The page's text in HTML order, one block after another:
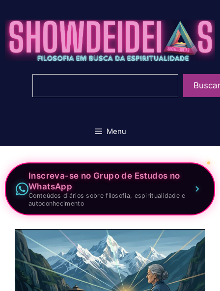
para
conteúdo
Buscar
Menu
Inscreva-se no Grupo de Estudos no
WhatsApp
Conteúdos diários sobre filosofia, espiritualidade e
autoconhecimento